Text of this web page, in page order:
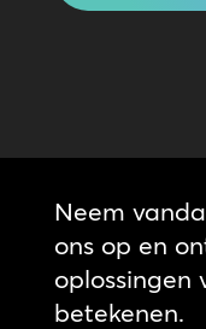
Neem
ons op en
oplossingen
betekenen.